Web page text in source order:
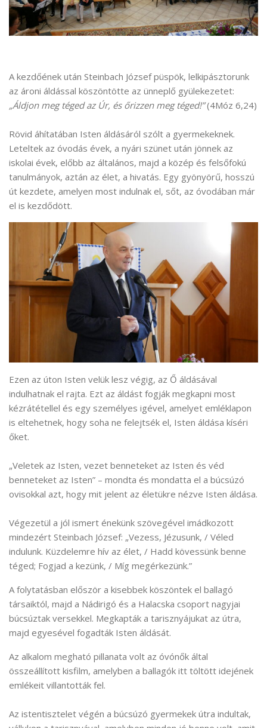
A kezdőének után Steinbach József püspök, lelkipásztorunk
az ároni áldással köszöntötte az ünneplő gyülekezetet:
„Áldjon meg téged az Úr, és őrizzen meg téged!”(4Móz 6,24)
Rövid áhítatában Isten áldásáról szólt a gyermekeknek.
Leteltek az óvodás évek, a nyári szünet után jönnek az
iskolai évek, előbb az általános, majd a közép és felsőfokú
tanulmányok, aztán az élet, a hivatás. Egy gyönyörű, hosszú
út kezdete, amelyen most indulnak el, sőt, az óvodában már
el is kezdődött.
Ezen az úton Isten velük lesz végig, az Ő áldásával
indulhatnak el rajta. Ezt az áldást fogják megkapni most
kézrátétellel és egy személyes igével, amelyet emléklapon
is eltehetnek, hogy soha ne felejtsék el, Isten áldása kíséri
őket.
„Veletek az Isten, vezet benneteket az Isten és véd
benneteket az Isten” – mondta és mondatta el a búcsúzó
ovisokkal azt, hogy mit jelent az életükre nézve Isten áldása.
Végezetül a jól ismert énekünk szövegével imádkozott
mindezért Steinbach József: „Vezess, Jézusunk, / Véled
indulunk. Küzdelemre hív az élet, / Hadd kövessünk benne
téged; Fogjad a kezünk, / Míg megérkezünk.”
A folytatásban először a kisebbek köszöntek el ballagó
társaiktól, majd a Nádirigó és a Halacska csoport nagyjai
búcsúztak versekkel. Megkapták a tarisznyájukat az útra,
majd egyesével fogadták Isten áldását.
Az alkalom megható pillanata volt az óvónők által
összeállított kisfilm, amelyben a ballagók itt töltött idejének
emlékeit villantották fel.
Az istentisztelet végén a búcsúzó gyermekek útra indultak,